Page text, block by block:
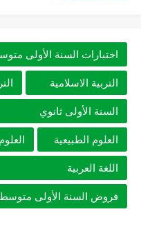
اختبارات السنة الأولى
التربية الاسلامية
السنة الأولى ثانوي
العلوم الطبيعية
اللغة العربية
فروض السنة الأولى متوسط